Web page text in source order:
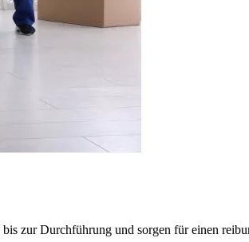
zur Durchführung und sorgen für einen